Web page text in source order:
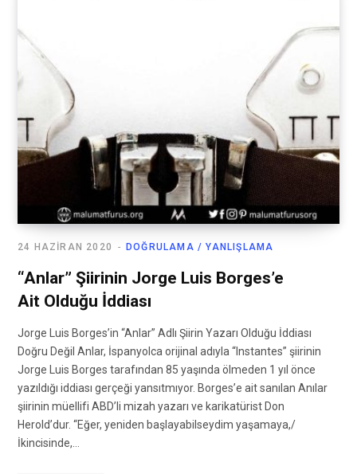
DOĞRULAMA / YANLIŞLAMA
24 HAZIRAN 2020
“Anlar” Şiirinin Jorge Luis Borges’e
Ait Olduğu İddiası
Jorge Luis Borges’in “Anlar” Adlı Şiirin Yazarı Olduğu İddiası
Doğru Değil Anlar, İspanyolca orijinal adıyla “Instantes” şiirinin
Jorge Luis Borges tarafından 85 yaşında ölmeden 1 yıl önce
yazıldığı iddiası gerçeği yansıtmıyor. Borges’e ait sanılan Anılar
şiirinin müellifi ABD’li mizah yazarı ve karikatürist Don
Herold’dur. “Eğer, yeniden başlayabilseydim yaşamaya,/
İkincisinde,…